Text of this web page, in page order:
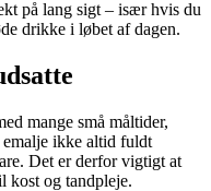
på lang sigt – især hvis du
drikke i løbet af dagen.
mange små måltider,
emalje ikke altid fuldt
Det er derfor vigtigt at
kost og tandpleje.